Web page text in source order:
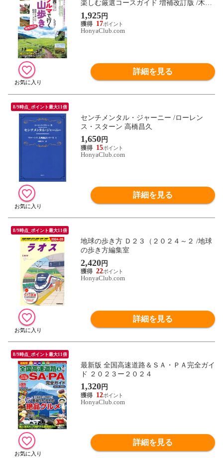
楽しむ厳選コースガイド 増補改訂版 /木暮
人倶楽部 森林・山歩きの会
1,925円
17
HonyaClub.com
詳細を見る
8/9時点_ポイント最大11倍
センチメンタル・ジャーニー /ローレン
ス・スターン 高橋昌久
1,650円
15
HonyaClub.com
詳細を見る
8/9時点_ポイント最大11倍
地球の歩き方 Ｄ２３（２０２４～２ /地球
の歩き方編集室
2,420円
22
HonyaClub.com
詳細を見る
8/9時点_ポイント最大11倍
最新版 全国高速道路＆ＳＡ・ＰＡ完全ガイ
ド ２０２３ー２０２４
1,320円
12
HonyaClub.com
詳細を見る